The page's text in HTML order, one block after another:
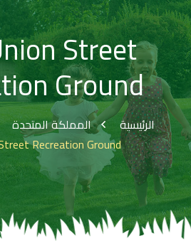
Street
Ground
الرئيسية المملكة المتحدة
Recreation Ground